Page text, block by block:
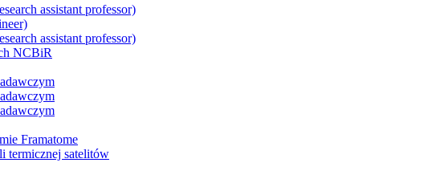
assistant professor)
assistant professor)
NCBiR
Framatome
termicznej satelitów